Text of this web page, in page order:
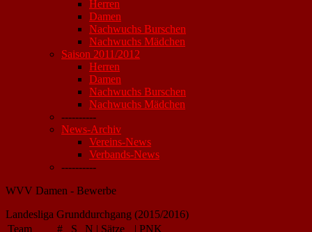
Herren
Damen
Nachwuchs Burschen
Nachwuchs Mädchen
Saison 2011/2012
Herren
Damen
Nachwuchs Burschen
Nachwuchs Mädchen
----------
News-Archiv
Vereins-News
Verbands-News
----------
WVV Damen - Bewerbe
Landesliga Grunddurchgang (2015/2016)
Team
# S N | Sätze | PNK